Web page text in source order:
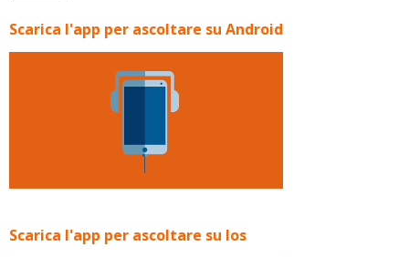
Scarica l'app per ascoltare su Android
Scarica l'app per ascoltare su Ios